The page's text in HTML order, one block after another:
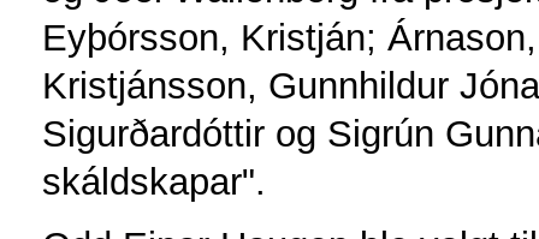
Eyþórsson, Kristján;
Kristjánsson, Gunnhildur
Sigurðardóttir og Sigrún
skáldskapar".